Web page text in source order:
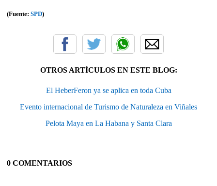
(Fuente: SPD)
OTROS ARTÍCULOS EN ESTE BLOG:
El HeberFeron ya se aplica en toda Cuba
Evento internacional de Turismo de Naturaleza en Viñales
Pelota Maya en La Habana y Santa Clara
0 COMENTARIOS